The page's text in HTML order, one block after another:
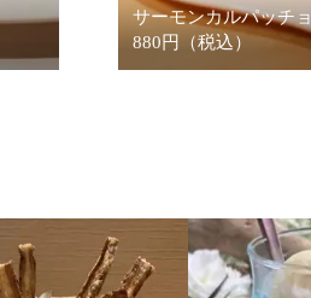
サーモンカルパッチョ
880円（税込）